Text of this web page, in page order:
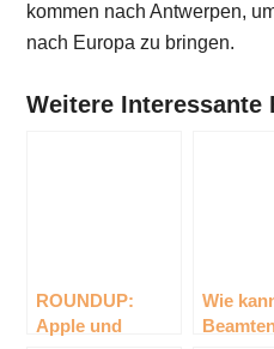
kommen nach Antwerpen,
nach Europa zu bringen.
Weitere Interessante
ROUNDUP:
Apple und
Wie